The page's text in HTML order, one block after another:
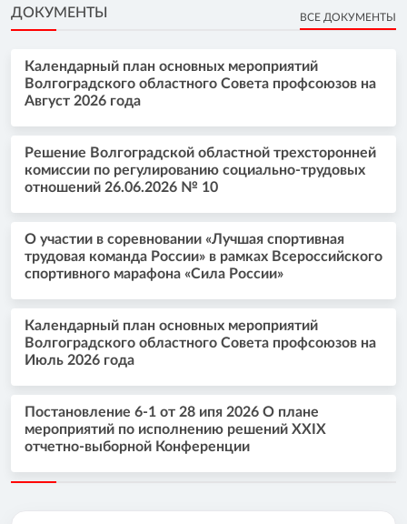
ДОКУМЕНТЫ ВСЕ ДОКУМЕНТЫ
Календарный план основных мероприятий
Волгоградского областного Совета профсоюзов на
Август 2026 года
Решение Волгоградской областной трехсторонней
комиссии по регулированию социально-трудовых
отношений 26.06.2026 № 10
О участии в соревновании «Лучшая спортивная
трудовая команда России» в рамках Всероссийского
спортивного марафона «Сила России»
Календарный план основных мероприятий
Волгоградского областного Совета профсоюзов на
Июль 2026 года
Постановление 6-1 от 28 ипя 2026 О плане
мероприятий по исполнению решений XXIX
отчетно-выборной Конференции